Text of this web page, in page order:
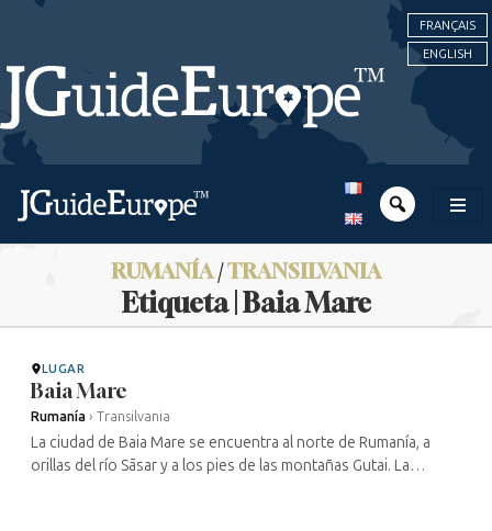
FRANÇAIS
ENGLISH
RUMANÍA/TRANSILVANIA
Etiqueta | Baia Mare
LUGAR
Baia Mare
Rumanía › Transilvania
La ciudad de Baia Mare se encuentra al norte de Rumanía, a
orillas del río Sāsar y a los pies de las montañas Gutai. La